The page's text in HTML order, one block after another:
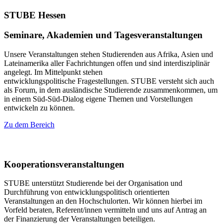
STUBE Hessen
Seminare, Akademien und Tagesveranstaltungen
Unsere Veranstaltungen stehen Studierenden aus Afrika, Asien und
Lateinamerika aller Fachrichtungen offen und sind interdisziplinär
angelegt. Im Mittelpunkt stehen
entwicklungspolitische Fragestellungen. STUBE versteht sich auch
als Forum, in dem ausländische Studierende zusammenkommen, um
in einem Süd-Süd-Dialog eigene Themen und Vorstellungen
entwickeln zu können.
Zu dem Bereich
Kooperationsveranstaltungen
STUBE unterstützt Studierende bei der Organisation und
Durchführung von entwicklungspolitisch orientierten
Veranstaltungen an den Hochschulorten. Wir können hierbei im
Vorfeld beraten, Referent/innen vermitteln und uns auf Antrag an
der Finanzierung der Veranstaltungen beteiligen.